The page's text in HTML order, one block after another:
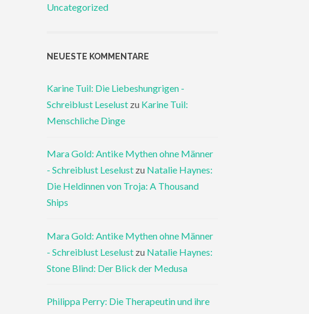
Uncategorized
NEUESTE KOMMENTARE
Karine Tuil: Die Liebeshungrigen -
Schreiblust Leselust zu Karine Tuil:
Menschliche Dinge
Mara Gold: Antike Mythen ohne Männer
- Schreiblust Leselust zu Natalie Haynes:
Die Heldinnen von Troja: A Thousand
Ships
Mara Gold: Antike Mythen ohne Männer
- Schreiblust Leselust zu Natalie Haynes:
Stone Blind: Der Blick der Medusa
Philippa Perry: Die Therapeutin und ihre